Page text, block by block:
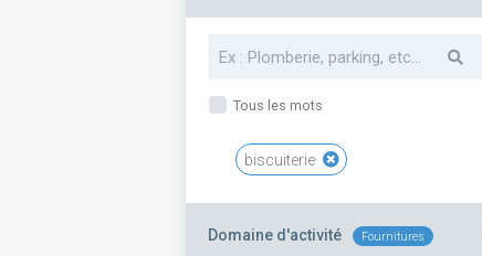
Tous les mots
biscuiterie
Domaine d'activité Fournitures